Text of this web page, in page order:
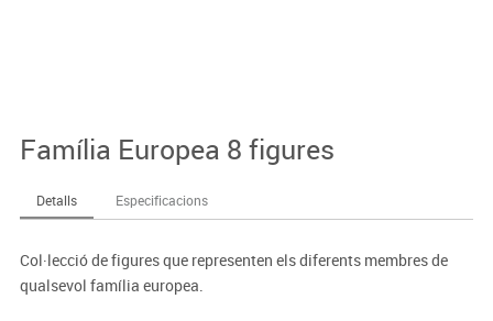
Família Europea 8 figures
Detalls Especificacions
Col·lecció de figures que representen els diferents membres de
qualsevol família europea.